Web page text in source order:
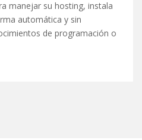
manejar su hosting, instala
automática y sin
de programación o